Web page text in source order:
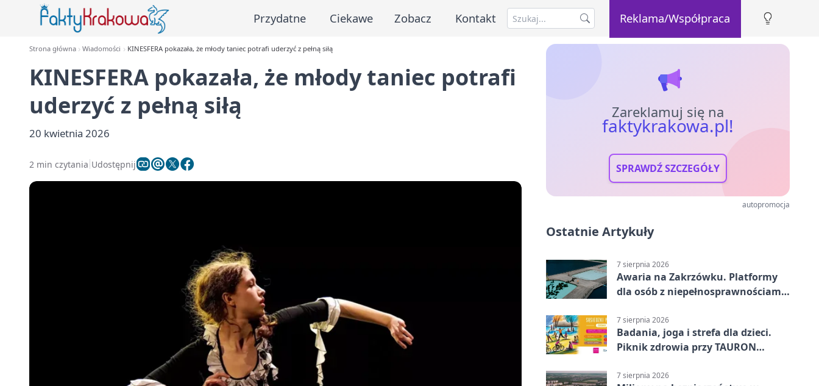
Przydatne Ciekawe Zobacz Kontakt Reklama/Współpraca
Strona główna Wiadomości KINESFERA pokazała, że młody taniec potrafi uderzyć z pełną siłą
KINESFERA pokazała, że młody taniec potrafi
uderzyć z pełną siłą
20 kwietnia 2026
2 min czytania Udostępnij
Zareklamuj się na
faktykrakowa.pl!
SPRAWDŹ SZCZEGÓŁY
autopromocja
Ostatnie Artykuły
7 sierpnia 2026
Awaria na Zakrzówku. Platformy
dla osób z niepełnosprawnościami
7 sierpnia 2026
Badania, joga i strefa dla dzieci.
Piknik zdrowia przy TAURON
7 sierpnia 2026